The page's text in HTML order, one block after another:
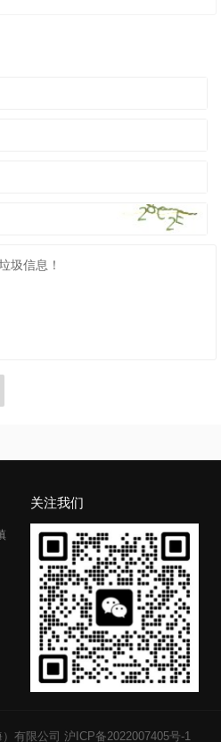
关注我们
有限公司 沪ICP备2022007405号-1